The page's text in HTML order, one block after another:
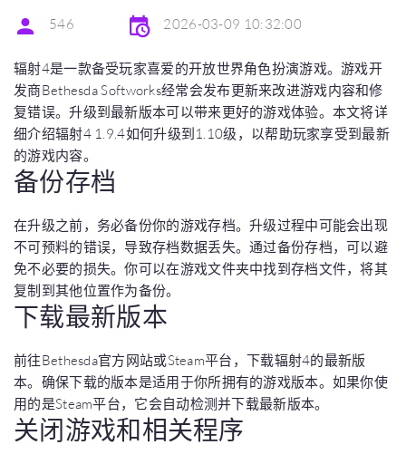
546 2026-03-09 10:32:00
辐射4是一款备受玩家喜爱的开放世界角色扮演游戏。游戏开
发商Bethesda Softworks经常会发布更新来改进游戏内容和修
复错误。升级到最新版本可以带来更好的游戏体验。本文将详
细介绍辐射4 1.9.4如何升级到1.10级，以帮助玩家享受到最新
的游戏内容。
备份存档
在升级之前，务必备份你的游戏存档。升级过程中可能会出现
不可预料的错误，导致存档数据丢失。通过备份存档，可以避
免不必要的损失。你可以在游戏文件夹中找到存档文件，将其
复制到其他位置作为备份。
下载最新版本
前往Bethesda官方网站或Steam平台，下载辐射4的最新版
本。确保下载的版本是适用于你所拥有的游戏版本。如果你使
用的是Steam平台，它会自动检测并下载最新版本。
关闭游戏和相关程序